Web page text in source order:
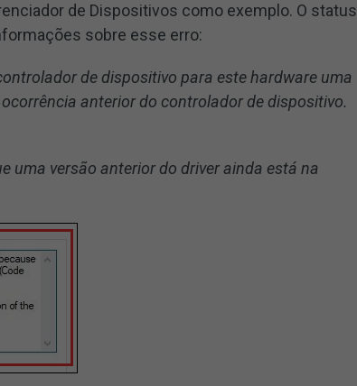
de Dispositivos como exemplo. O status
sobre esse erro:
de dispositivo para este hardware uma
anterior do controlador de dispositivo.
uma versão anterior do driver ainda está na